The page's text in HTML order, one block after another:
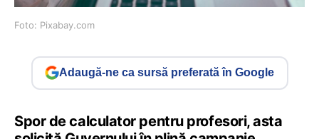
Foto: Pixabay.com
Adaugă-ne ca sursă preferată în Google
Spor de calculator pentru profesori, asta